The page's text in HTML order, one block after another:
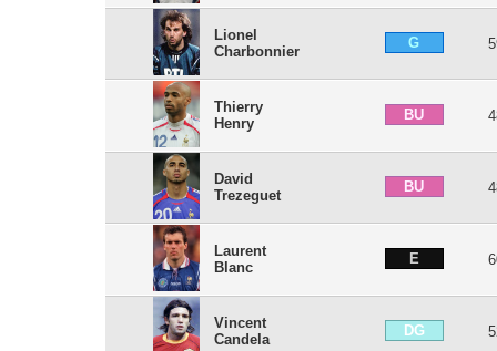
Lionel
Charbonnier
G
Thierry
Henry
BU
David
Trezeguet
BU
Laurent
Blanc
E
Vincent
Candela
DG